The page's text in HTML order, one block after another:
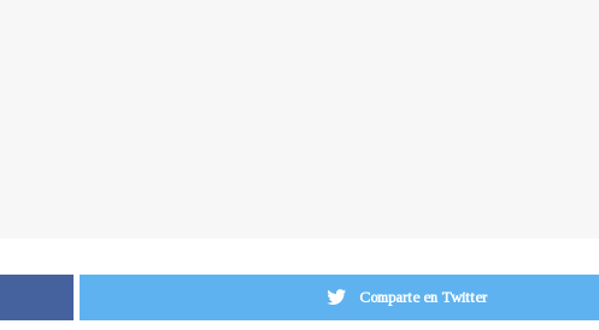
Comparte en Twitter